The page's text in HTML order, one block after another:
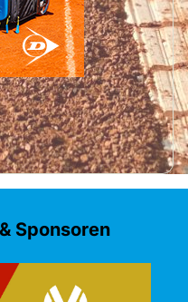
Sponsoren